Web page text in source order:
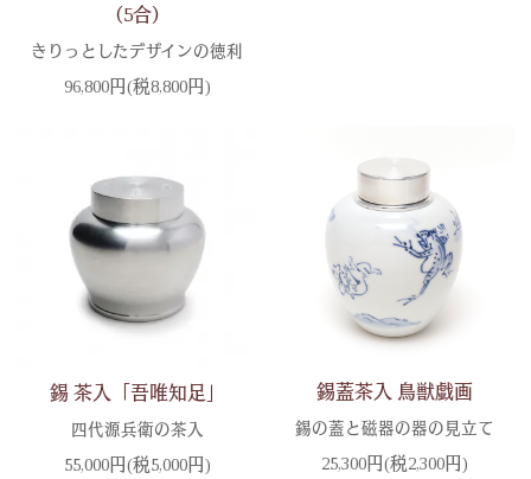
（5合）
きりっとしたデザインの徳利
96,800円(税8,800円)
錫 茶入「吾唯知足」
四代源兵衛の茶入
55,000円(税5,000円)
錫蓋茶入 鳥獣戯画
錫の蓋と磁器の器の見立て
25,300円(税2,300円)